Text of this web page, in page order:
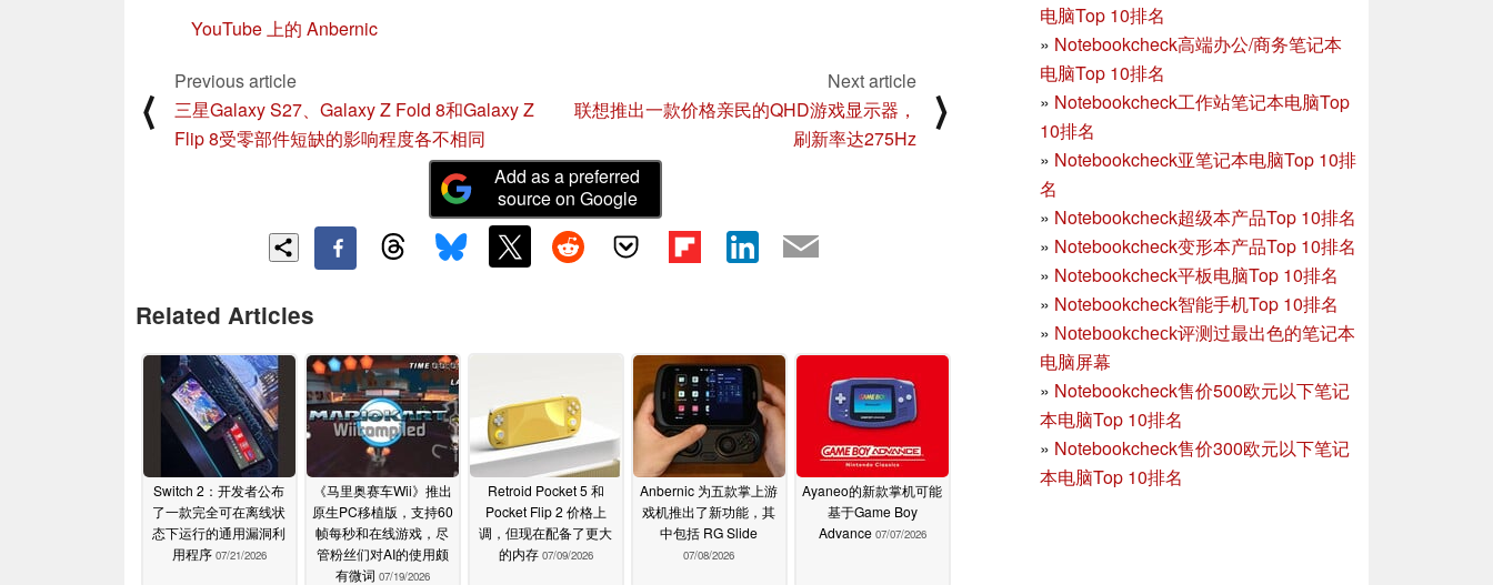
电脑Top 10排名
» Notebookcheck高端办公/商务笔记本
电脑Top 10排名
» Notebookcheck工作站笔记本电脑Top
10排名
» Notebookcheck亚笔记本电脑Top 10排
名
» Notebookcheck超级本产品Top 10排名
» Notebookcheck变形本产品Top 10排名
» Notebookcheck平板电脑Top 10排名
» Notebookcheck智能手机Top 10排名
» Notebookcheck评测过最出色的笔记本
电脑屏幕
» Notebookcheck售价500欧元以下笔记
本电脑Top 10排名
» Notebookcheck售价300欧元以下笔记
本电脑Top 10排名
YouTube 上的 Anbernic
⟨
Previous article
三星Galaxy S27、Galaxy Z Fold 8和Galaxy Z
Flip 8受零部件短缺的影响程度各不相同
Next article
联想推出一款价格亲民的QHD游戏显示器，
刷新率达275Hz
⟩
Add as a preferred
source on Google
Related Articles
Switch 2：开发者公布
了一款完全可在离线状
态下运行的通用漏洞利
用程序 07/21/2026
《马里奥赛车Wii》推出
原生PC移植版，支持60
帧每秒和在线游戏，尽
管粉丝们对AI的使用颇
有微词 07/19/2026
Retroid Pocket 5 和
Pocket Flip 2 价格上
调，但现在配备了更大
的内存 07/09/2026
Anbernic 为五款掌上游
戏机推出了新功能，其
中包括 RG Slide
07/08/2026
Ayaneo的新款掌机可能
基于Game Boy
Advance 07/07/2026